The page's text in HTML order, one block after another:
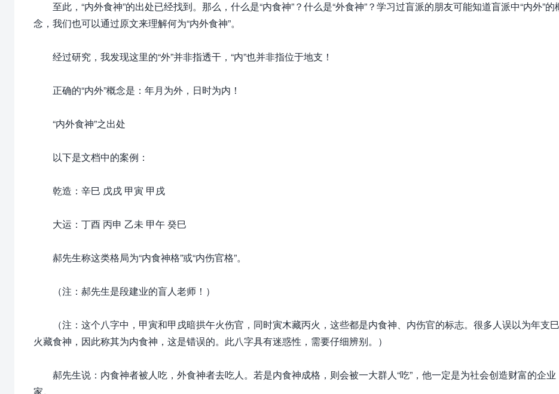
至此，“内外食神”的出处已经找到。那么，什么是“内食神”？什么是“外食神”？学习过盲派的朋友可能知道盲派中“内外”的
念，我们也可以通过原文来理解何为“内外食神”。
经过研究，我发现这里的“外”并非指透干，“内”也并非指位于地支！
正确的“内外”概念是：年月为外，日时为内！
“内外食神”之出处
以下是文档中的案例：
乾造：辛巳 戊戌 甲寅 甲戌
大运：丁酉 丙申 乙未 甲午 癸巳
郝先生称这类格局为“内食神格”或“内伤官格”。
（注：郝先生是段建业的盲人老师！）
（注：这个八字中，甲寅和甲戌暗拱午火伤官，同时寅木藏丙火，这些都是内食神、内伤官的标志。很多人误以为年支巳
火藏食神，因此称其为内食神，这是错误的。此八字具有迷惑性，需要仔细辨别。）
郝先生说：内食神者被人吃，外食神者去吃人。若是内食神成格，则会被一大群人“吃”，他一定是为社会创造财富的企业
家。